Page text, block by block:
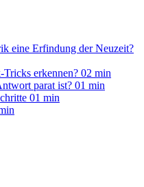
eine Erfindung der Neuzeit?
erkennen? 02 min
parat ist? 01 min
01 min